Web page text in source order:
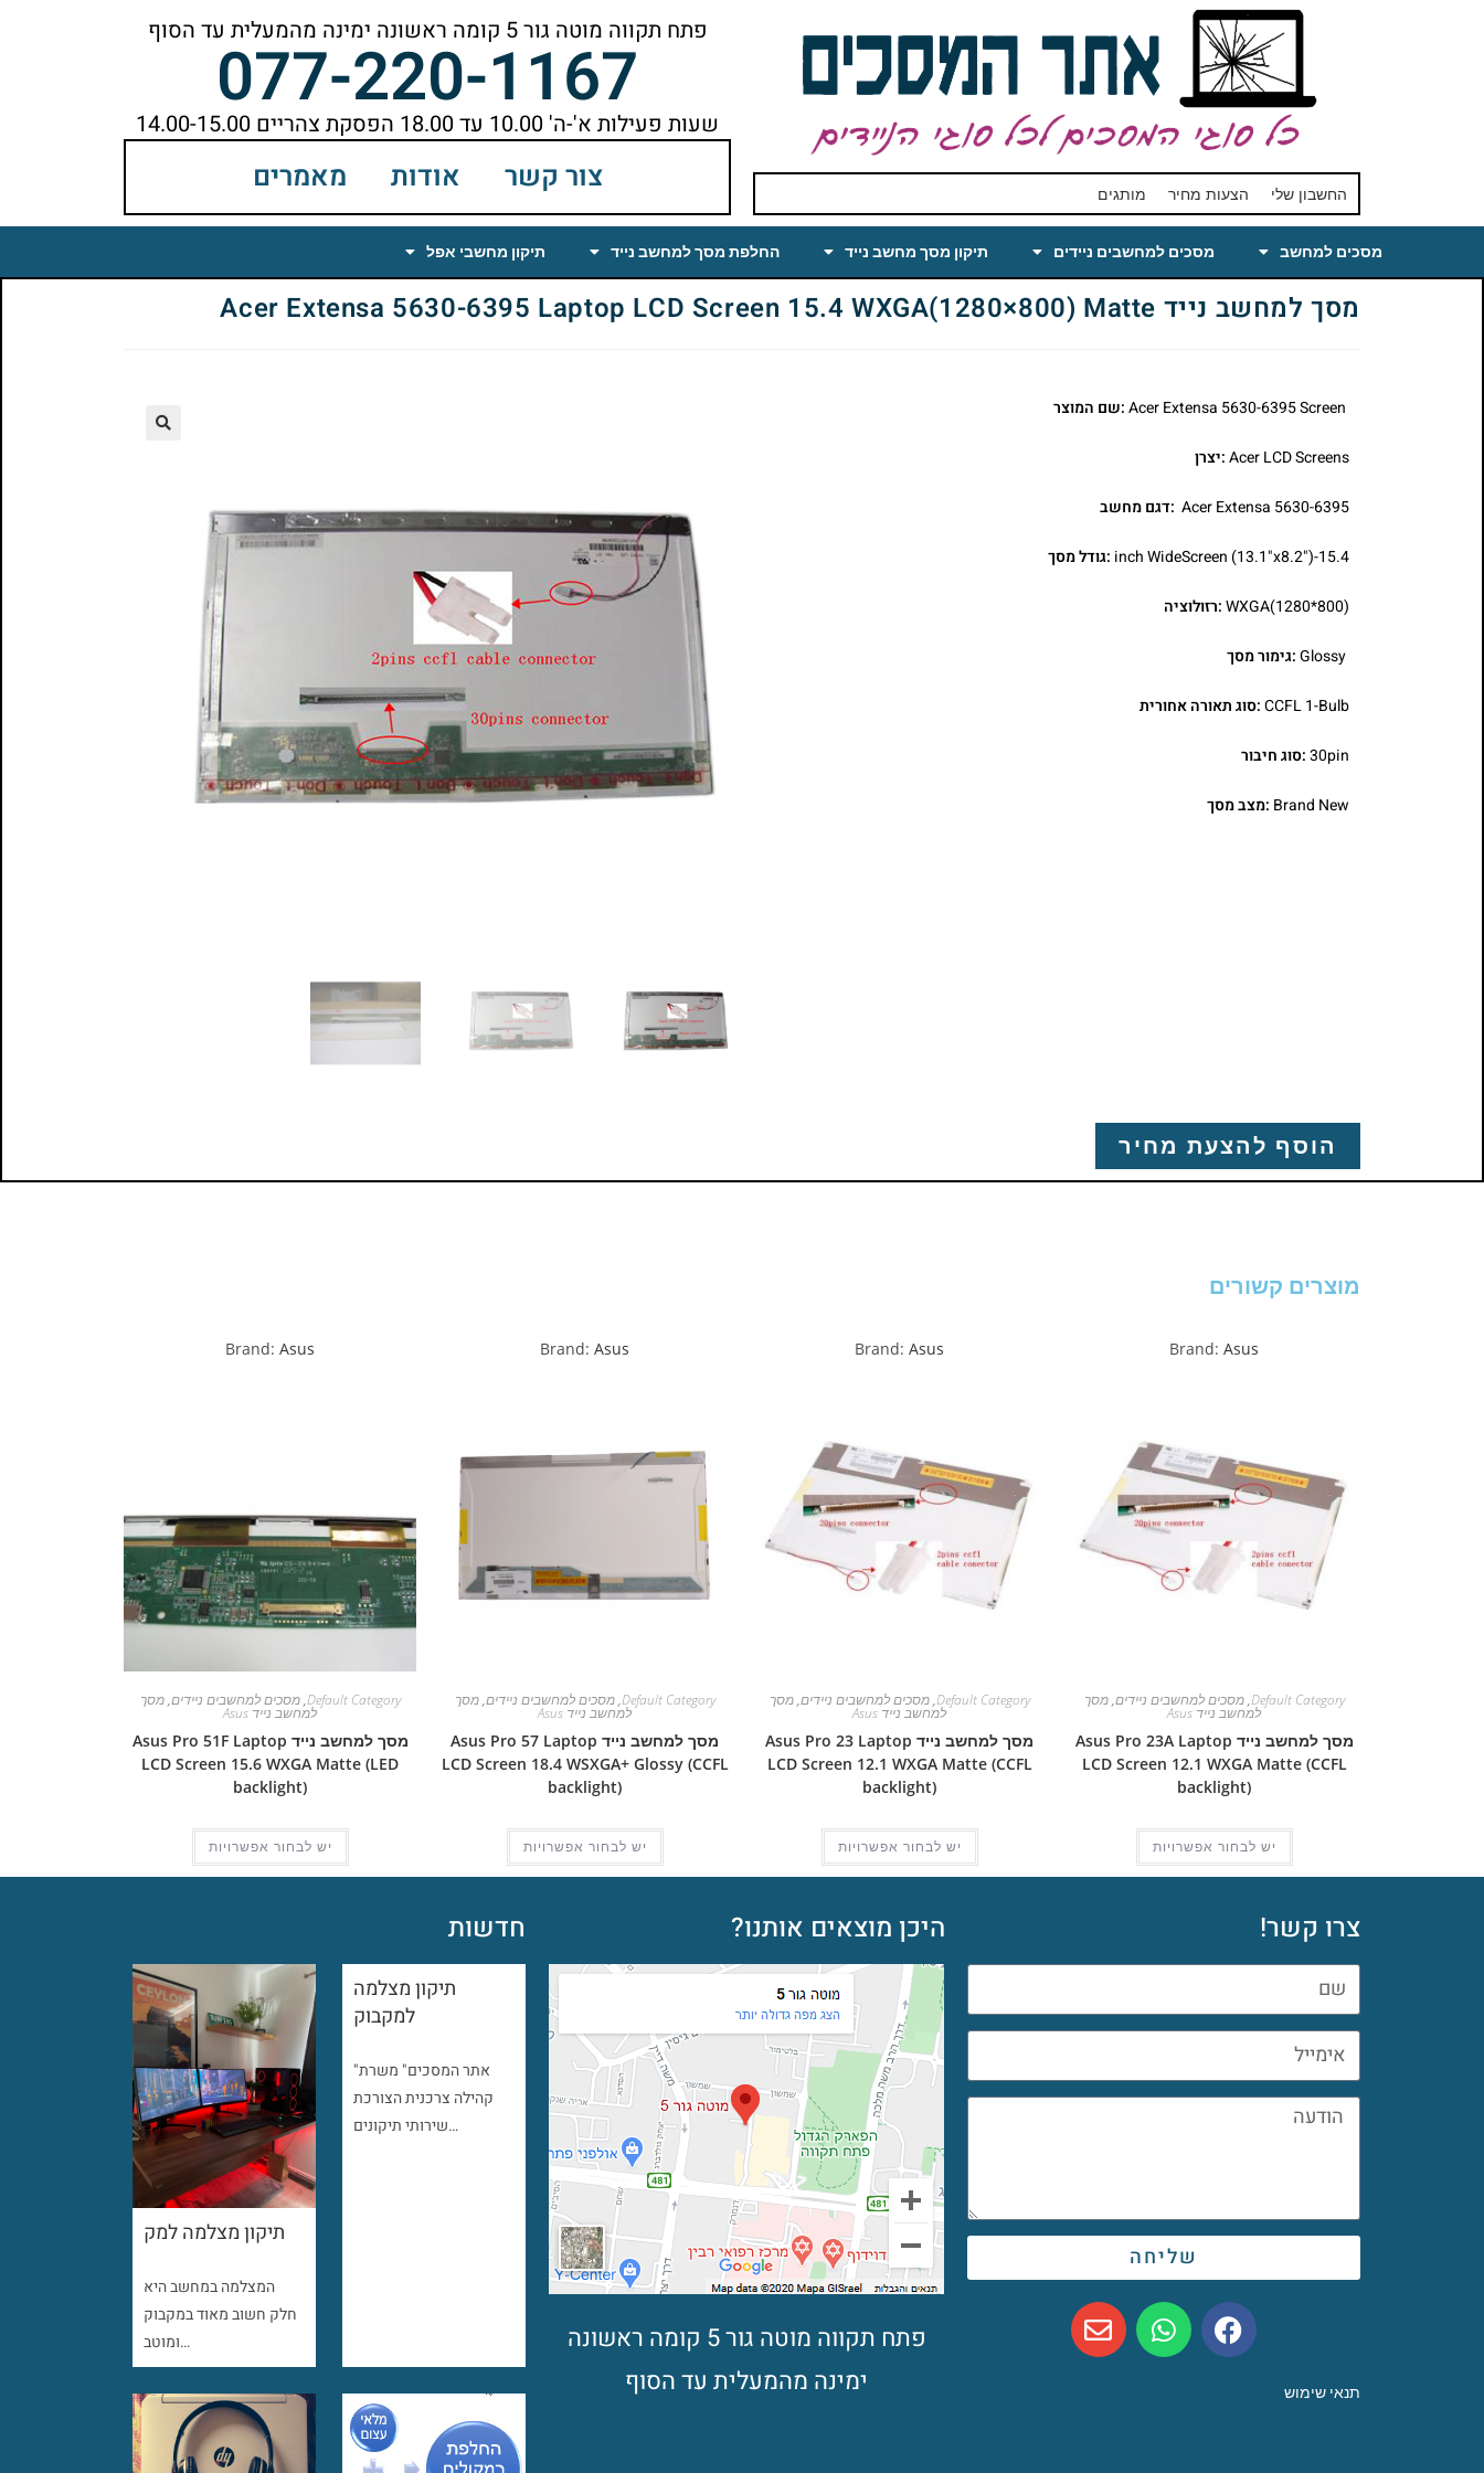
החשבון שלי הצעות מחיר מותגים
פתח תקווה מוטה גור 5 קומה ראשונה ימינה מהמעלית עד הסוף
077-220-1167שעות פעילות א'-ה' 10.00 עד 18.00 הפסקת צהריים 14.00-15.00
צור קשר אודות מאמרים
מסכים למחשב מסכים למחשבים ניידים תיקון מסך מחשב נייד החלפת מסך למחשב נייד תיקון מחשבי אפל
מסך למחשב נייד Acer Extensa 5630-6395 Laptop LCD Screen 15.4 WXGA(1280×800) Matte
:שם המוצר
Acer LCD Screens:יצרן
Acer Extensa 5630-6395 :דגם מחשב
15.4-inch WideScreen (13.1"x8.2") :גודל מסך
WXGA(1280*800):רזולוציה
Glossy:גימור מסך
CCFL 1-Bulb:סוג תאורה אחורית
30pin:סוג חיבור
Brand New :מצב מסך
הוסף להצעת מחיר
מוצרים קשורים
Brand: Asus
Default Category
,מסכים למחשבים ניידים,מסך
למחשב נייד Asus
מסך למחשב נייד Asus Pro 23A Laptop
LCD Screen 12.1 WXGA Matte (CCFL
backlight)
יש לבחור אפשרויות
Brand: Asus
Default Category
,מסכים למחשבים ניידים,מסך
למחשב נייד Asus
מסך למחשב נייד Asus Pro 23 Laptop
LCD Screen 12.1 WXGA Matte (CCFL
backlight)
יש לבחור אפשרויות
Brand: Asus
Default Category
,מסכים למחשבים ניידים,מסך
למחשב נייד Asus
מסך למחשב נייד Asus Pro 57 Laptop
LCD Screen 18.4 WSXGA+ Glossy (CCFL
backlight)
יש לבחור אפשרויות
Brand: Asus
Default Category
,מסכים למחשבים ניידים,מסך
למחשב נייד Asus
מסך למחשב נייד Asus Pro 51F Laptop
LCD Screen 15.6 WXGA Matte (LED
backlight)
יש לבחור אפשרויות
צרו קשר!
שליחה
תנאי שימוש
היכן מוצאים אותנו?
פתח תקווה מוטה גור 5 קומה ראשונה
ימינה מהמעלית עד הסוף
חדשות
תיקון מצלמה למק
המצלמה במחשב היא
חלק חשוב מאוד במקבוק
ומוטב…
תיקון מצלמה
למקבוק
"אתר המסכים" משרת
קהילה צרכנית הצורכת
שירותי תיקונים…